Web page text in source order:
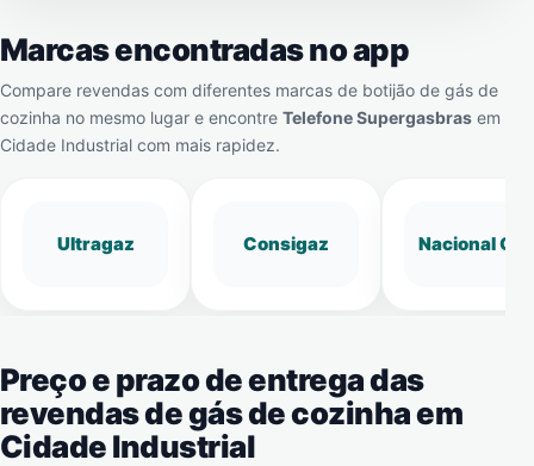
Marcas encontradas no app
Compare revendas com diferentes marcas de botijão de gás de
cozinha no mesmo lugar e encontre Telefone Supergasbras em
Cidade Industrial com mais rapidez.
Ultragaz Consigaz Nacional Gás
Preço e prazo de entrega das
revendas de gás de cozinha em
Cidade Industrial